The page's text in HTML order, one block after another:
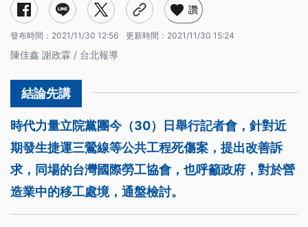
讚
發布時間： 2021/11/30 12:56 更新時間： 2021/11/30 15:24
陳佳鑫 謝政霖 / 台北報導
時代力量立院黨團今（30）日舉行記者會，針對近
期發生捷運三鶯線等公共工程死傷案，提出改善訴
求，同場的台灣國際勞工協會，也呼籲政府，對於營
造業中的移工處境，通盤檢討。